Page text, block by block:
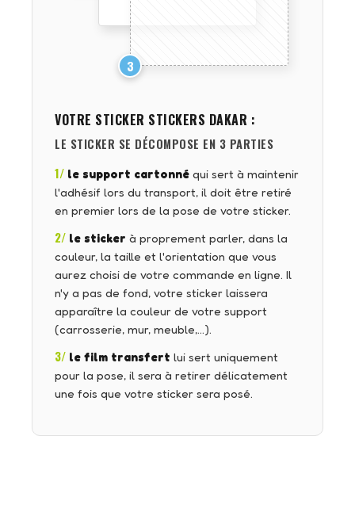
3
VOTRE STICKER STICKERS DAKAR :
LE STICKER SE DÉCOMPOSE EN 3 PARTIES
1/ le support cartonné qui sert à maintenir
l'adhésif lors du transport, il doit être retiré
en premier lors de la pose de votre sticker.
2/ le sticker à proprement parler, dans la
couleur, la taille et l'orientation que vous
aurez choisi de votre commande en ligne. Il
n'y a pas de fond, votre sticker laissera
apparaître la couleur de votre support
(carrosserie, mur, meuble,…).
3/ le film transfert lui sert uniquement
pour la pose, il sera à retirer délicatement
une fois que votre sticker sera posé.